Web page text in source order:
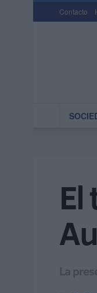
Contacto
El
La